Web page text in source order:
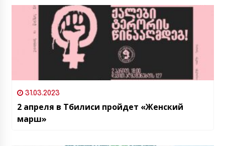
31.03.2023
2 апреля в Тбилиси пройдет «Женский
марш»